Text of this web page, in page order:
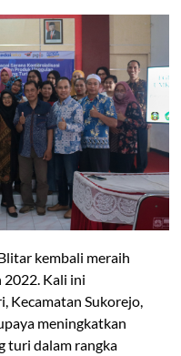
kembali meraih
Kali ini
Kecamatan Sukorejo,
meningkatkan
turi dalam rangka